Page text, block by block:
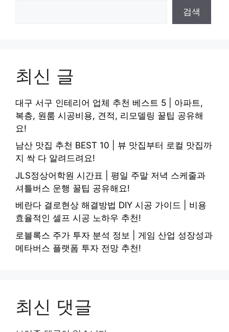
검색
최신 글
대구 서구 인테리어 업체 추천 베스트 5 | 아파트,
복층, 원룸 시공비용, 견적, 리모델링 꿀팁 공유해
요!
남산 맛집 추천 BEST 10 | 뷰 맛집부터 로컬 맛집까
지 싹 다 알려드려요!
JLS정상어학원 시간표 | 평일 주말 저녁 스케줄과
셔틀버스 운행 꿀팁 공유해요!
베란다 결로현상 해결방법 DIY 시공 가이드 | 비용
효율적인 셀프 시공 노하우 추천!
로블록스 주가 투자 분석 정보 | 게임 산업 성장성과
메타버스 플랫폼 투자 전망 추천!
최신 댓글